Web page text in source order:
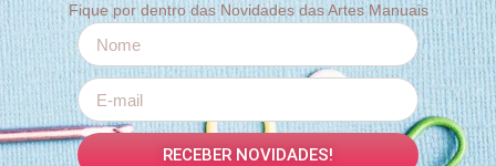
Fique por dentro das Novidades das Artes Manuais
RECEBER NOVIDADES!